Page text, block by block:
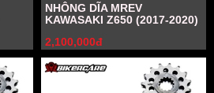
NHÔNG DĨA MREV
KAWASAKI Z650 (2017-2020)
2,100,000đ